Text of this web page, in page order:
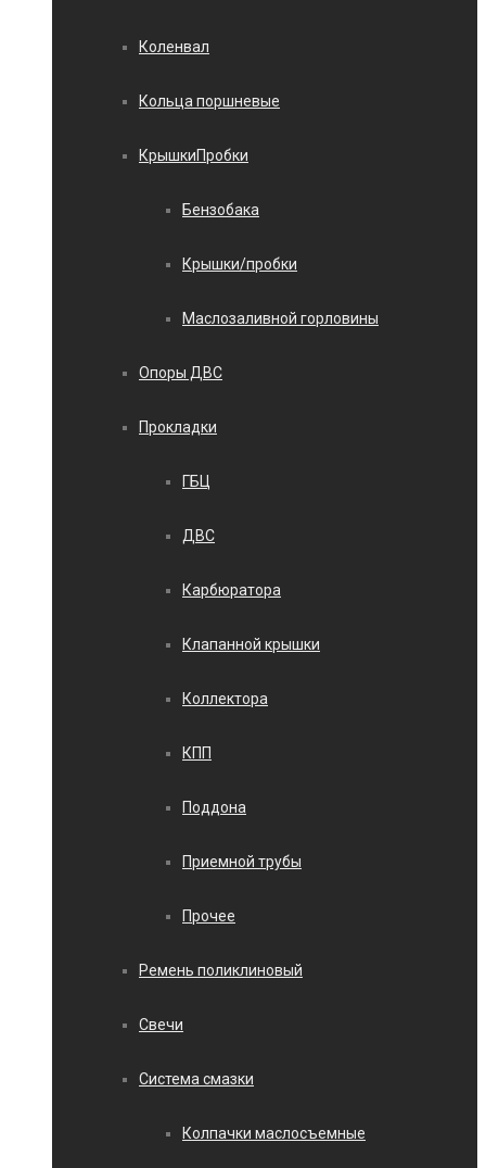
Коленвал
Кольца поршневые
КрышкиПробки
Бензобака
Крышки/пробки
Маслозаливной горловины
Опоры ДВС
Прокладки
ГБЦ
ДВС
Карбюратора
Клапанной крышки
Коллектора
КПП
Поддона
Приемной трубы
Прочее
Ремень поликлиновый
Свечи
Система смазки
Колпачки маслосъемные